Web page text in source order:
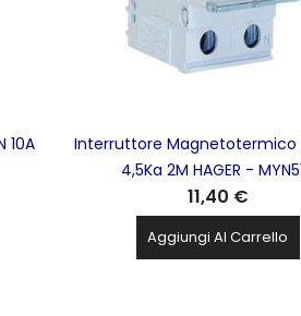
10A
Interruttore Magnetotermico
4,5Ka 2M HAGER -
11,40 €
Aggiungi Al Carrello